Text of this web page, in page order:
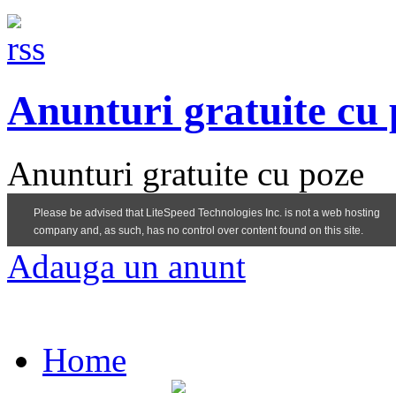
Anunturi gratuite cu
Anunturi gratuite cu poze
Adauga un anunt
Home